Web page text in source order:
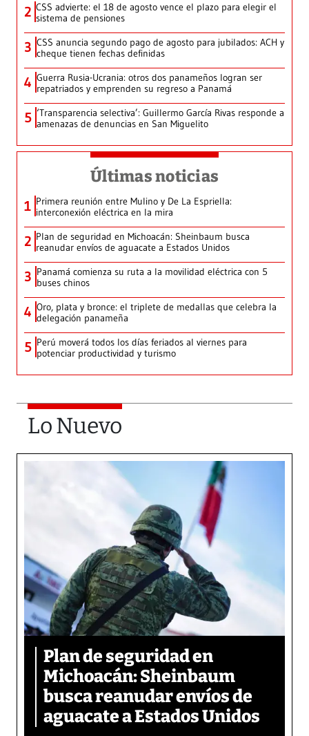
2 CSS advierte: el 18 de agosto vence el plazo para elegir el
sistema de pensiones
3 CSS anuncia segundo pago de agosto para jubilados: ACH y
cheque tienen fechas definidas
4 Guerra Rusia-Ucrania: otros dos panameños logran ser
repatriados y emprenden su regreso a Panamá
5 ‘Transparencia selectiva’: Guillermo García Rivas responde a
amenazas de denuncias en San Miguelito
Últimas noticias
1 Primera reunión entre Mulino y De La Espriella:
interconexión eléctrica en la mira
2 Plan de seguridad en Michoacán: Sheinbaum busca
reanudar envíos de aguacate a Estados Unidos
3 Panamá comienza su ruta a la movilidad eléctrica con 5
buses chinos
4 Oro, plata y bronce: el triplete de medallas que celebra la
delegación panameña
5 Perú moverá todos los días feriados al viernes para
potenciar productividad y turismo
Lo Nuevo
Plan de seguridad en
Michoacán: Sheinbaum
busca reanudar envíos de
aguacate a Estados Unidos